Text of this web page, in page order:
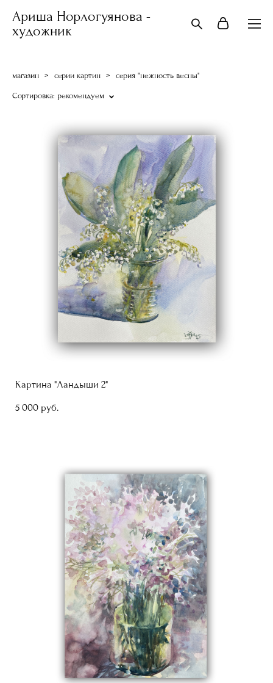
Ариша Норлогуянова -
художник
магазин > серии картин > серия "нежность весны"
Сортировка: рекомендуем
Картина "Ландыши 2"
5 000 pуб.